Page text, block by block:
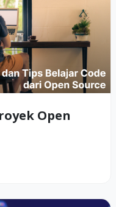
Open